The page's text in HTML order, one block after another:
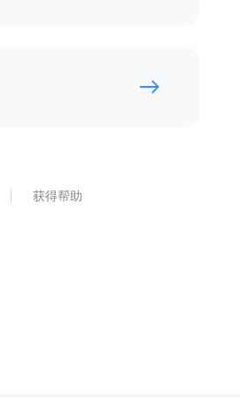
获得帮助